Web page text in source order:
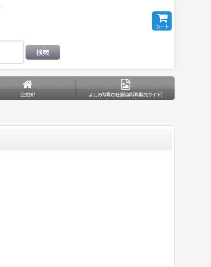
カート
検索
公式HP よしみ写真の杜(額装写真販売サイト)